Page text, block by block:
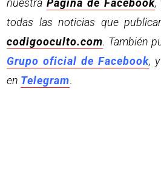
nuestra Página de Facebook,
todas las noticias que
codigooculto.com. También
Grupo oficial de Facebook,
en Telegram.